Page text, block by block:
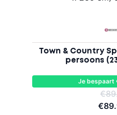
Town & Country
persoons
Je bespaart